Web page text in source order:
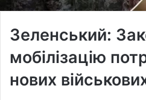
Зеленський:
мобілізацію
нових